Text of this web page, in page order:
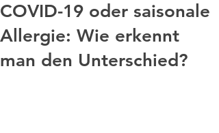
COVID-19 oder saisonale
Allergie: Wie erkennt
man den Unterschied?